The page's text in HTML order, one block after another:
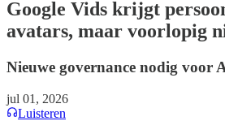
Google Vids krijgt
avatars, maar voorlopig
Nieuwe governance nodig voor
jul 01, 2026
Luisteren